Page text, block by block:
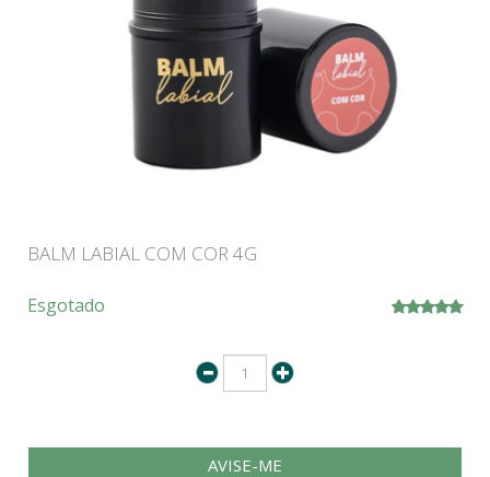
BALM LABIAL COM COR 4G
Esgotado
AVISE-ME